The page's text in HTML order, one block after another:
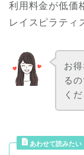
利用料金が低価
レイスピラティ
お
る
く